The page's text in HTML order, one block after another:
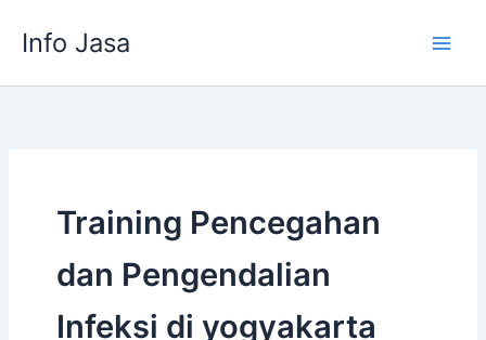
Info Jasa
Training Pencegahan
dan Pengendalian
Infeksi di yogyakarta